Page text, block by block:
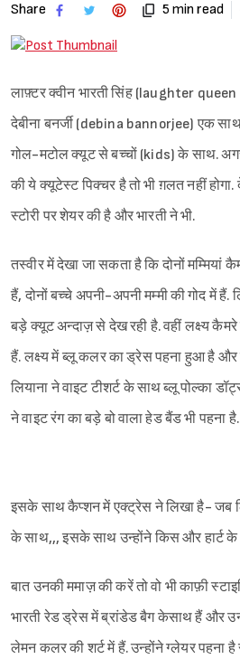
Share 5 min read
लाफ़्टर क्वीन भारती सिंह (laughter
देबीना बनर्जी (debina bannorjee) एक
गोल-मटोल क्यूट से बच्चों (kids) के साथ.
की ये क्यूटेस्ट पिक्चर है तो भी ग़लत नहीं होगा.
स्टोरी पर शेयर की है और भारती ने भी.
तस्वीर में देखा जा सकता है कि दोनों मम्मियां
हैं, दोनों बच्चे अपनी-अपनी मम्मी की गोद में हैं.
बड़े क्यूट अन्दाज़ से देख रही है. वहीं लक्ष्य
हैं. लक्ष्य में ब्लू कलर का ड्रेस पहना हुआ है
लियाना ने वाइट टीशर्ट के साथ ब्लू पोल्का
ने वाइट रंग का बड़े बो वाला हेड बैंड भी पहना है.
इसके साथ कैप्शन में एक्ट्रेस ने लिखा है- जब
के साथ,,, इसके साथ उन्होंने किस और हार्ट के
बात उनकी ममाज़ की करें तो वो भी काफ़ी
भारती रेड ड्रेस में ब्रांडेड बैग केसाथ हैं और
लेमन कलर की शर्ट में हैं. उन्होंने ग्लेयर पहना